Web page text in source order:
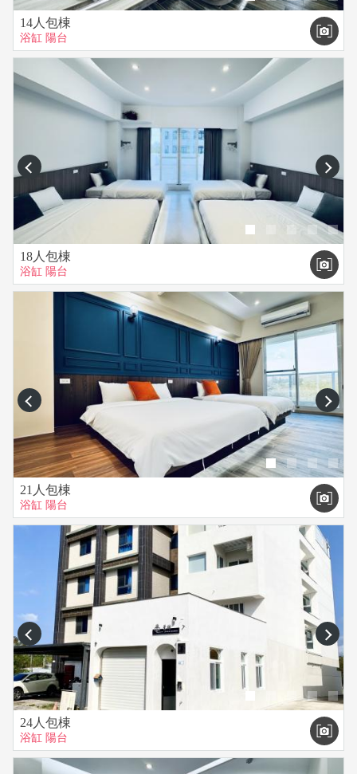
14人包棟
浴缸 陽台
prev next
18人包棟
浴缸 陽台
prev next
21人包棟
浴缸 陽台
prev next
24人包棟
浴缸 陽台